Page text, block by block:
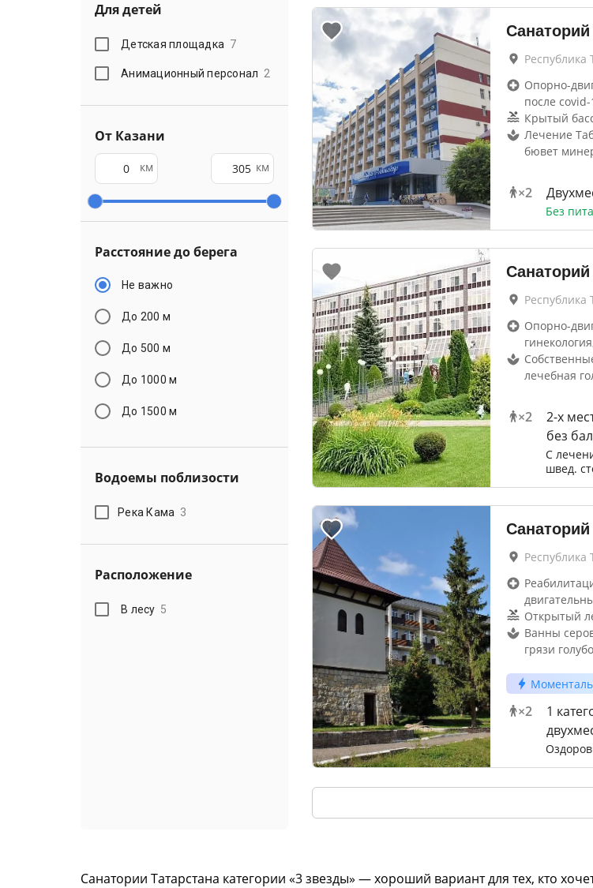
Для детей
Детская площадка 7
Анимационный персонал 2
От Казани
км км
Расстояние до берега
Не важно
До 200 м
До 500 м
До 1000 м
До 1500 м
Водоемы поблизости
Река Кама 3
Расположение
В лесу 5
Республика
Опорно-
после
Крытый
Лечение
бювет
×2
Без
Республика
Опорно-
лечебная
×2
2-x
без
С
швед.
Республика
Открытый
Ванны
грязи
×2
1
Санатории Татарстана категории «3 звезды» — хороший вариант для тех, кто